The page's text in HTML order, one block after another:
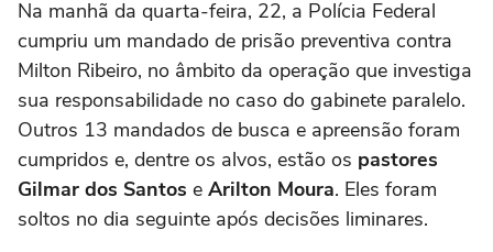
Na manhã da quarta-feira, 22, a Polícia Federal
cumpriu um mandado de prisão preventiva contra
Milton Ribeiro, no âmbito da operação que investiga
sua responsabilidade no caso do gabinete paralelo.
Outros 13 mandados de busca e apreensão foram
cumpridos e, dentre os alvos, estão os pastores
Gilmar dos Santos e Arilton Moura. Eles foram
soltos no dia seguinte após decisões liminares.